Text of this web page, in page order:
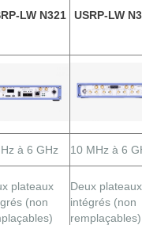
LW N321 USRP-LW
à 6 GHz 10 MHz à 6
plateaux
(non
Deux plateaux
intégrés (non
remplaçables)